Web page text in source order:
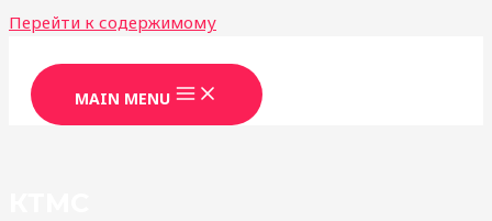
Перейти к содержимому
MAIN MENU